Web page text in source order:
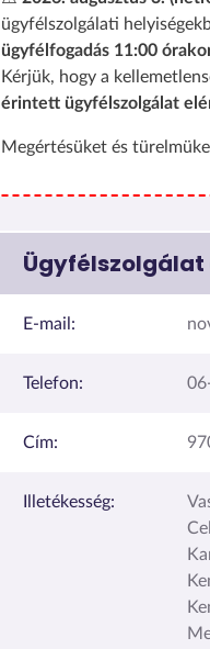
ügyfélszolgálati
ügyfélfogadás 11:00
Kérjük, hogy a
érintett ügyfélszolgálat
Megértésüket és
E-mail:
Telefon:
Cím:
Illetékesség: